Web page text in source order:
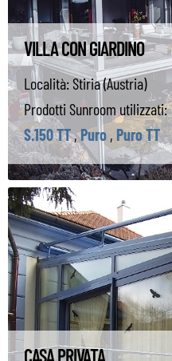
VILLA CON GIARDINO
Località:Stiria (Austria)
Prodotti Sunroom utilizzati:
S.150 TT,Puro ,Puro TT
CASA PRIVATA